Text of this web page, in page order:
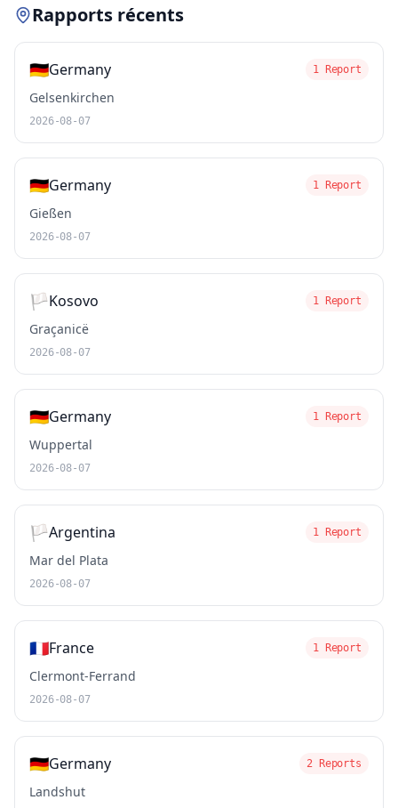
Rapports récents
🇩🇪Germany 1 Report
Gelsenkirchen
2026-08-07
🇩🇪Germany 1 Report
Gießen
2026-08-07
🏳️Kosovo 1 Report
Graçanicë
2026-08-07
🇩🇪Germany 1 Report
Wuppertal
2026-08-07
🏳️Argentina 1 Report
Mar del Plata
2026-08-07
🇫🇷France 1 Report
Clermont-Ferrand
2026-08-07
🇩🇪Germany 2 Reports
Landshut